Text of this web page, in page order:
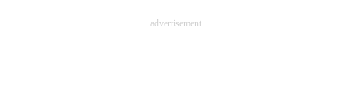
advertisement